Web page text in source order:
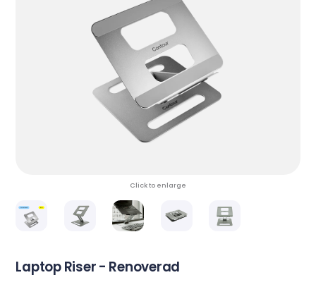
Click to enlarge
Laptop Riser - Renoverad